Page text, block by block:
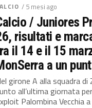
/ 5 mesi ago
/ Juniores
risultati e
il 14 e il 15
a un
girone A alla squadra
all’ultima giornata
Palombina Vecchia a